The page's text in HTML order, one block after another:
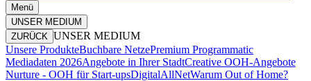
Menü
UNSER MEDIUM
ZURÜCK UNSER MEDIUM
Unsere ProdukteBuchbare NetzePremium Programmatic
Mediadaten 2026Angebote in Ihrer StadtCreative OOH-Angebote
Nurture - OOH für Start-upsDigitalAllNetWarum Out of Home?